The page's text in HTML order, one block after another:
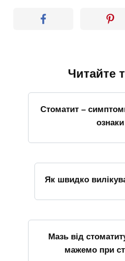
Читайте
Стоматит –
ознаки
Як швидко
Мазь від
мажемо при